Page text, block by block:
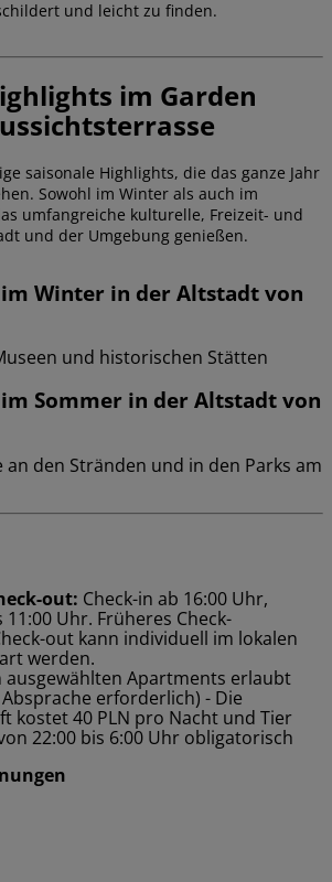
und leicht zu finden.
im Garden
saisonale Highlights, die das ganze Jahr
Sowohl im Winter als auch im
umfangreiche kulturelle, Freizeit- und
und der Umgebung genießen.
Winter in der Altstadt von
und historischen Stätten
Sommer in der Altstadt von
an den Stränden und in den Parks am
out: Check-in ab 16:00 Uhr,
11:00 Uhr. Früheres Check-
out kann individuell im lokalen
werden.
ausgewählten Apartments erlaubt
erforderlich) - Die
kostet 40 PLN pro Nacht und Tier
22:00 bis 6:00 Uhr obligatorisch